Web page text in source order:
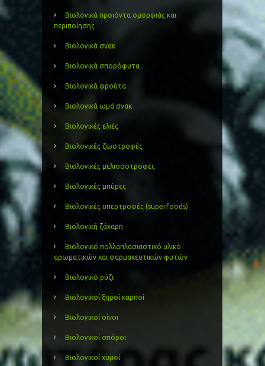
Βιολογικά προιόντα ομορφιάς και
περιποίησης
Βιολογικά σνακ
Βιολογικά σπορόφυτα
Βιολογικά φρούτα
Βιολογικά ωμά σνακ
Βιολογικές ελιές
Βιολογικές ζωοτροφές
Βιολογικές μελισσοτροφές
Βιολογικές μπύρες
Βιολογικές υπερτροφές (superfoods)
Βιολογική ζάχαρη
Βιολογικό πολλαπλασιαστικό υλικό
αρωματικών και φαρμακευτικών φυτών
Βιολογικό ρύζι
Βιολογικοί ξηροί καρποί
Βιολογικοί οίνοι
Βιολογικοί σπόροι
Βιολογικοί χυμοί